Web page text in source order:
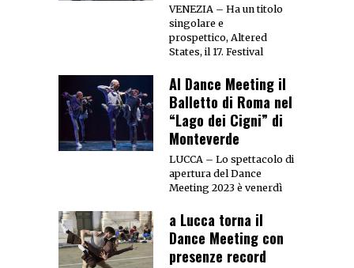
VENEZIA – Ha un titolo
singolare e
prospettico, Altered
States, il 17. Festival
Al Dance Meeting il
Balletto di Roma nel
“Lago dei Cigni” di
Monteverde
LUCCA – Lo spettacolo di
apertura del Dance
Meeting 2023 è venerdì
a Lucca torna il
Dance Meeting con
presenze record